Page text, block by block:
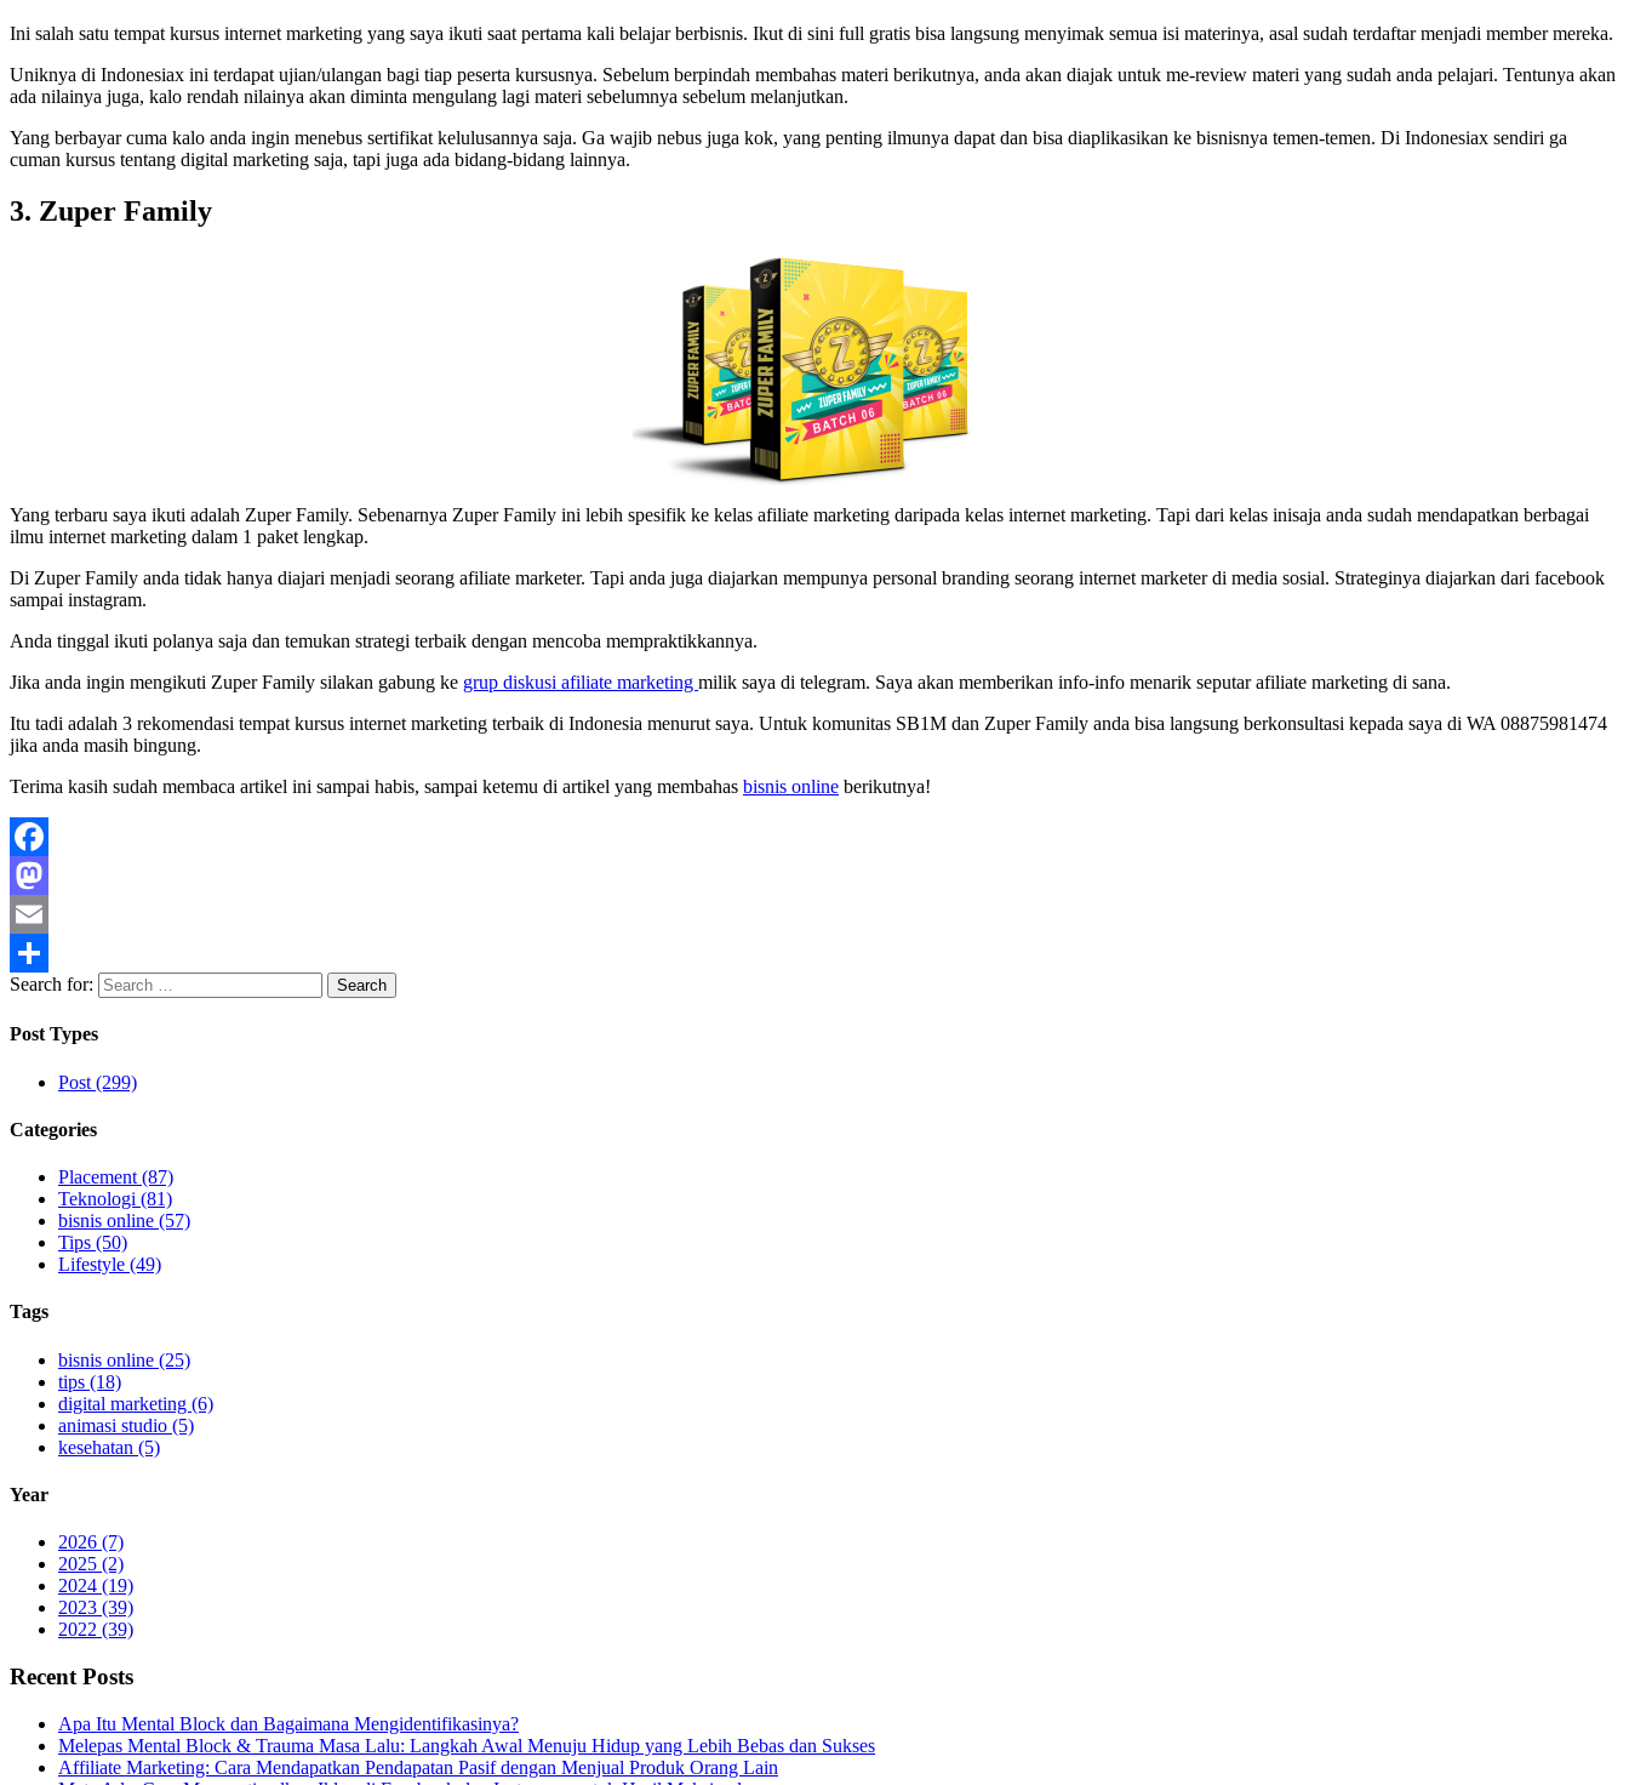
Ini salah satu tempat kursus internet marketing yang saya ikuti saat pertama kali belajar berbisnis. Ikut di sini full gratis bisa langsung menyimak semua isi materinya, asal sudah terdaftar menjadi member mereka.
Uniknya di Indonesiax ini terdapat ujian/ulangan bagi tiap peserta kursusnya. Sebelum berpindah membahas materi berikutnya, anda akan diajak untuk me-review materi yang sudah anda pelajari. Tentunya akan
ada nilainya juga, kalo rendah nilainya akan diminta mengulang lagi materi sebelumnya sebelum melanjutkan.
Yang berbayar cuma kalo anda ingin menebus sertifikat kelulusannya saja. Ga wajib nebus juga kok, yang penting ilmunya dapat dan bisa diaplikasikan ke bisnisnya temen-temen. Di Indonesiax sendiri ga
cuman kursus tentang digital marketing saja, tapi juga ada bidang-bidang lainnya.
3. Zuper Family
Yang terbaru saya ikuti adalah Zuper Family. Sebenarnya Zuper Family ini lebih spesifik ke kelas afiliate marketing daripada kelas internet marketing. Tapi dari kelas inisaja anda sudah mendapatkan berbagai
ilmu internet marketing dalam 1 paket lengkap.
Di Zuper Family anda tidak hanya diajari menjadi seorang afiliate marketer. Tapi anda juga diajarkan mempunya personal branding seorang internet marketer di media sosial. Strateginya diajarkan dari facebook
sampai instagram.
Anda tinggal ikuti polanya saja dan temukan strategi terbaik dengan mencoba mempraktikkannya.
Jika anda ingin mengikuti Zuper Family silakan gabung ke grup diskusi afiliate marketing milik saya di telegram. Saya akan memberikan info-info menarik seputar afiliate marketing di sana.
Itu tadi adalah 3 rekomendasi tempat kursus internet marketing terbaik di Indonesia menurut saya. Untuk komunitas SB1M dan Zuper Family anda bisa langsung berkonsultasi kepada saya di WA 08875981474
jika anda masih bingung.
Terima kasih sudah membaca artikel ini sampai habis, sampai ketemu di artikel yang membahas bisnis online berikutnya!
Facebook
Mastodon
Email
Share
Search for:
Post Types
Post (299)
Categories
Placement (87)
Teknologi (81)
bisnis online (57)
Tips (50)
Lifestyle (49)
Tags
bisnis online (25)
tips (18)
digital marketing (6)
animasi studio (5)
kesehatan (5)
Year
2026 (7)
2025 (2)
2024 (19)
2023 (39)
2022 (39)
Recent Posts
Apa Itu Mental Block dan Bagaimana Mengidentifikasinya?
Melepas Mental Block & Trauma Masa Lalu: Langkah Awal Menuju Hidup yang Lebih Bebas dan Sukses
Affiliate Marketing: Cara Mendapatkan Pendapatan Pasif dengan Menjual Produk Orang Lain